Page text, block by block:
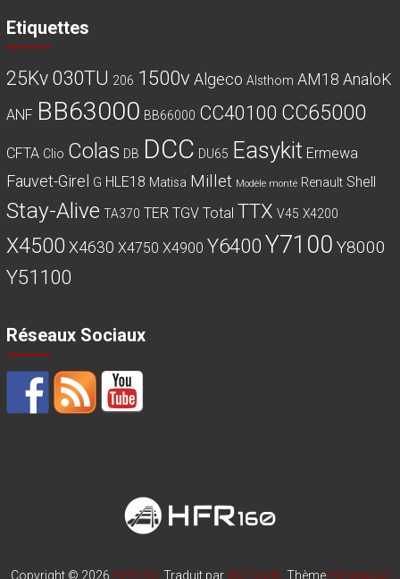
Etiquettes
25Kv 030TU 206 1500v Algeco Alsthom AM18 AnaloK
ANF BB63000 BB66000 CC40100 CC65000
CFTA Clio Colas DB DCC DU65 Easykit Ermewa
Fauvet-Girel G HLE18 Matisa Millet Modèle monté Renault Shell
Stay-Alive TA370 TER TGV Total TTX V45 X4200
X4500 X4630 X4750 X4900 Y6400Y7100 Y8000
Y51100
Réseaux Sociaux
Copyright © 2026 HFR160 . Traduit parWp Trads . Thème Himalayas